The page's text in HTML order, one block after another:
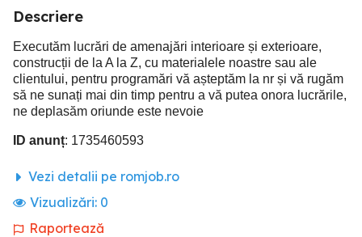
Descriere
Executăm lucrări de amenajări interioare și exterioare,
construcții de la A la Z, cu materialele noastre sau ale
clientului, pentru programări vă așteptăm la nr și vă rugăm
să ne sunați mai din timp pentru a vă putea onora lucrările,
ne deplasăm oriunde este nevoie
ID anunț: 1735460593
Vezi detalii pe romjob.ro
Vizualizări: 0
Raportează